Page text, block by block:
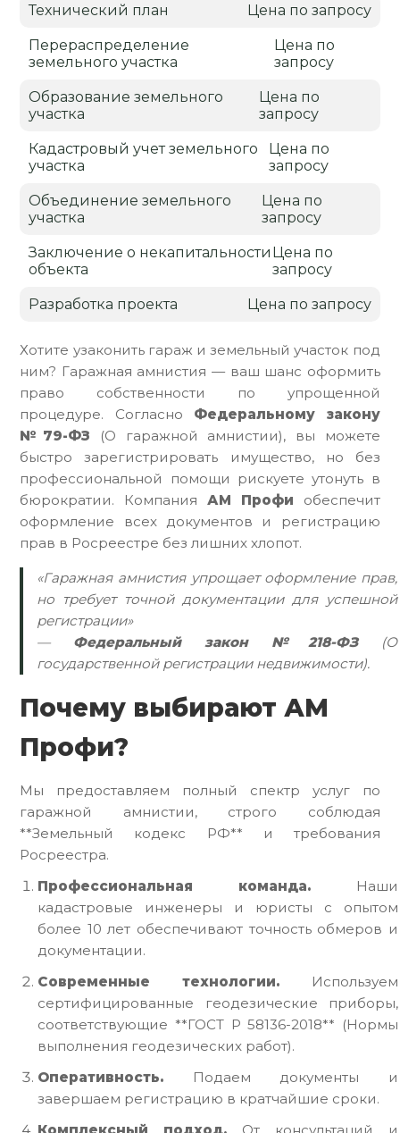
Хотите узаконить гараж и земельный участок под
ним? Гаражная амнистия — ваш шанс оформить
право собственности по упрощенной
процедуре. Согласно Федеральному закону
№79-ФЗ (О гаражной амнистии), вы можете
быстро зарегистрировать имущество, но без
профессиональной помощи рискуете утонуть в
бюрократии. Компания АМ Профи обеспечит
оформление всех документов и регистрацию
прав в Росреестре без лишних хлопот.
«Гаражная амнистия упрощает оформление прав,
но требует точной документации для успешной
регистрации»
— Федеральный закон №218-ФЗ(О
государственной регистрации недвижимости).
Почему выбирают АМ
Профи?
Мы предоставляем полный спектр услуг по
гаражной амнистии, строго соблюдая
**Земельный кодекс РФ** и требования
Росреестра.
Профессиональная команда. Наши
кадастровые инженеры и юристы с опытом
более 10 лет обеспечивают точность обмеров и
документации.
Современные технологии. Используем
сертифицированные геодезические приборы,
соответствующие **ГОСТ Р 58136-2018** (Нормы
выполнения геодезических работ).
Оперативность. Подаем документы и
завершаем регистрацию в кратчайшие сроки.
Комплексный подход. От консультаций и
Технический план Цена по запросу
Перераспределение
земельного участка
Цена по
запросу
Образование земельного
участка
Цена по
запросу
Кадастровый учет земельного
участка
Цена по
запросу
Объединение земельного
участка
Цена по
запросу
Заключение о некапитальности
объекта
Цена по
запросу
Разработка проекта Цена по запросу